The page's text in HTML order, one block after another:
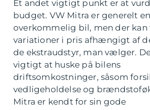
Et andet vigtigt punkt er at
budget. VW Mitra er generelt en
overkommelig bil, men der
variationer i pris afhængigt af
de ekstraudstyr, man vælger.
vigtigt at huske på bilens
driftsomkostninger, såsom
vedligeholdelse og
Mitra er kendt for sin gode